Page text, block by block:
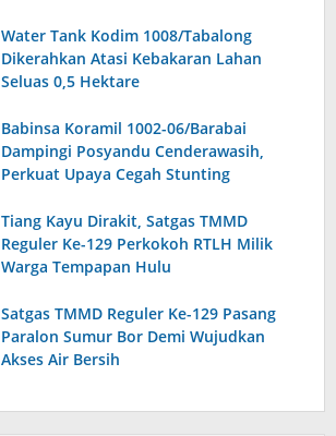
Water Tank Kodim 1008/Tabalong
Dikerahkan Atasi Kebakaran Lahan
Seluas 0,5 Hektare
Babinsa Koramil 1002-06/Barabai
Dampingi Posyandu Cenderawasih,
Perkuat Upaya Cegah Stunting
Tiang Kayu Dirakit, Satgas TMMD
Reguler Ke-129 Perkokoh RTLH Milik
Warga Tempapan Hulu
Satgas TMMD Reguler Ke-129 Pasang
Paralon Sumur Bor Demi Wujudkan
Akses Air Bersih